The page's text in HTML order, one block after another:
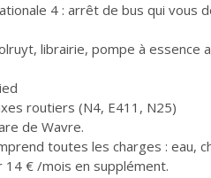
4 : arrêt de bus qui vous
librairie, pompe à essence
routiers (N4, E411, N25)
de Wavre.
toutes les charges : eau,
€ /mois en supplément.